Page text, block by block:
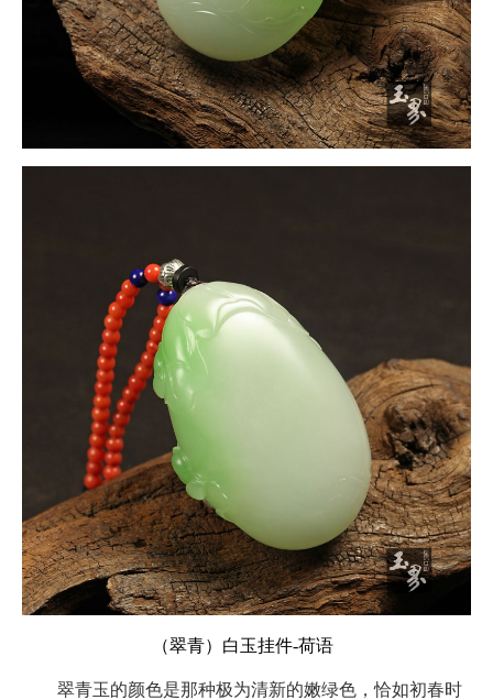
（翠青）白玉挂件-荷语
翠青玉的颜色是那种极为清新的嫩绿色，恰如初春时